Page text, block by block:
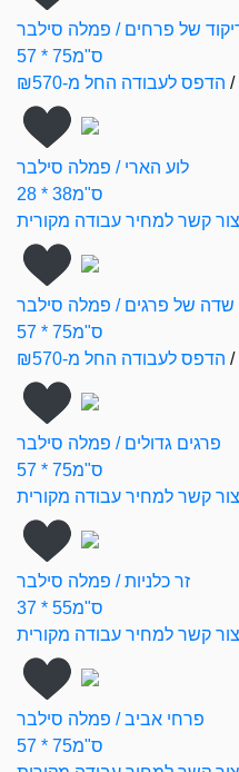
של פרחים / פמלה סילבר
57 * 75ס"מ
/ הדפס לעבודה החל מ-₪570
לוע הארי / פמלה סילבר
28 * 38ס"מ
צור קשר למחיר עבודה מקורית
שדה של פרגים / פמלה סילבר
57 * 75ס"מ
/ הדפס לעבודה החל מ-₪570
פרגים גדולים / פמלה סילבר
57 * 75ס"מ
צור קשר למחיר עבודה מקורית
זר כלניות / פמלה סילבר
37 * 55ס"מ
צור קשר למחיר עבודה מקורית
פרחי אביב / פמלה סילבר
57 * 75ס"מ